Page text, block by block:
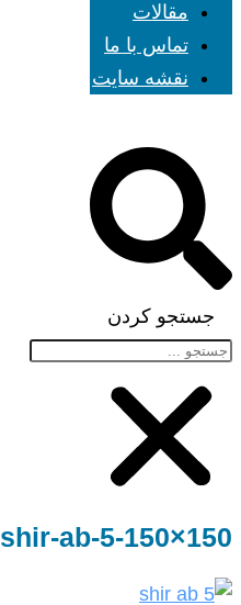
مقالات
تماس با ما
نقشه سایت
جستجو کردن
shir-ab-5-150×150